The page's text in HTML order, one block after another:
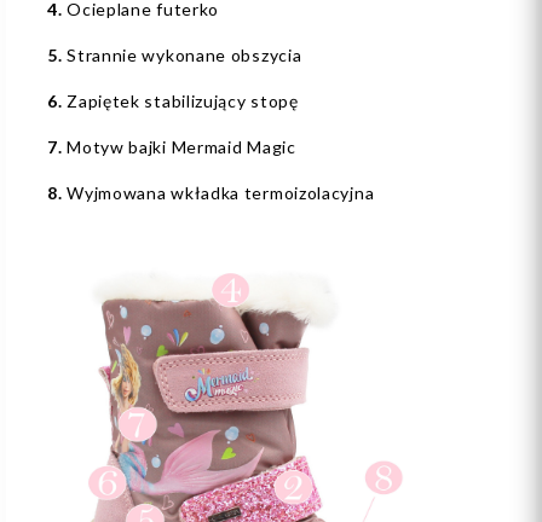
4. Ocieplane futerko
5.Strannie wykonane obszycia
6.Zapiętek stabilizujący stopę
7. Motyw bajki Mermaid Magic
8.Wyjmowana wkładka termoizolacyjna